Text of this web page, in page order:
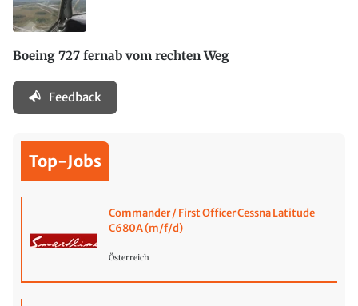
Boeing 727 fernab vom rechten Weg
Feedback
Top-Jobs
Commander / First Officer Cessna Latitude
C680A (m/f/d)
Österreich